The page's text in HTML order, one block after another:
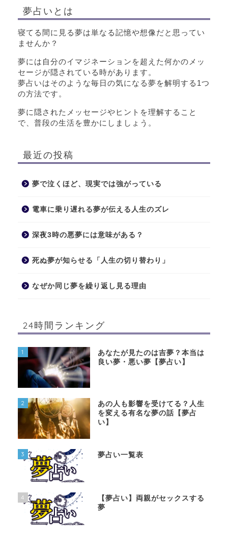
夢占いとは
寝てる間に見る夢は単なる記憶や想像だと思ってい
ませんか？
夢には自分のイマジネーションを超えた何かのメッ
セージが隠されている時があります。
夢占いはそのような毎日の気になる夢を解明する1つ
の方法です。
夢に隠されたメッセージやヒントを理解すること
で、普段の生活を豊かにしましょう。
最近の投稿
夢で泣くほど、現実では強がっている
電車に乗り遅れる夢が伝える人生のズレ
深夜3時の悪夢には意味がある？
死ぬ夢が知らせる「人生の切り替わり」
なぜか同じ夢を繰り返し見る理由
24時間ランキング
1
あなたが見たのは吉夢？本当は
良い夢・悪い夢【夢占い】
2
あの人も影響を受けてる？人生
を変える有名な夢の話【夢占
い】
3 夢占い一覧表
4
【夢占い】両親がセックスする
夢